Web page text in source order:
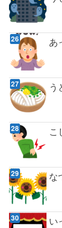
あ
う
こ
な
い